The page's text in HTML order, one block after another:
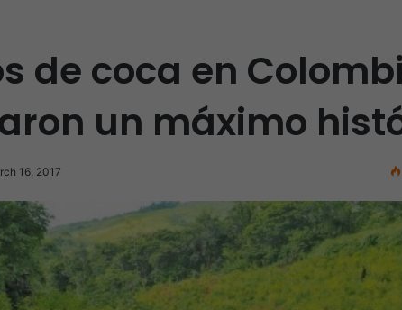
de coca en
un máximo
16, 2017